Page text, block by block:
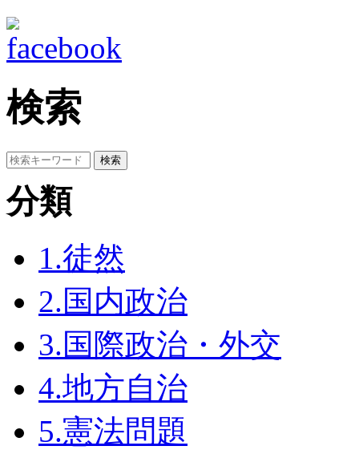
検索
分類
1.徒然
2.国内政治
3.国際政治・外交
4.地方自治
5.憲法問題